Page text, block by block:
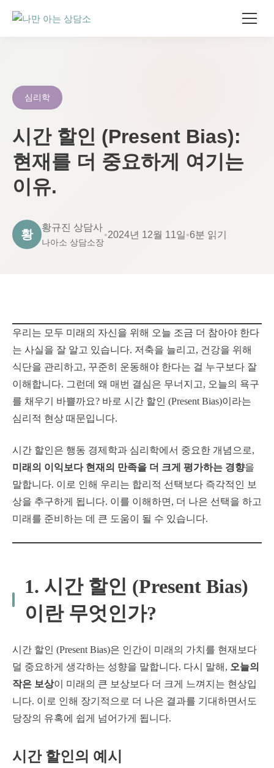
츠
기
심리학
시간 할인 (Present Bias):
현재를 더 중요하게 여기는
이유.
황
황규진 상담사
나아소 상담소장
•2024년 12월 11일•6분 읽기
우리는 모두 미래의 자신을 위해 오늘 조금 더 참아야 한다
는 사실을 잘 알고 있습니다. 저축을 늘리고, 건강을 위해
식단을 관리하고, 꾸준히 운동해야 한다는 걸 누구보다 잘
이해합니다. 그런데 왜 매번 결심은 무너지고, 오늘의 욕구
를 채우기 바쁠까요? 바로 시간 할인 (Present Bias)이라는
심리적 현상 때문입니다.
시간 할인은 행동 경제학과 심리학에서 중요한 개념으로,
미래의 이익보다 현재의 만족을 더 크게 평가하는 경향을
말합니다. 이로 인해 우리는 합리적 선택보다 즉각적인 보
상을 추구하게 됩니다. 이를 이해하면, 더 나은 선택을 하고
미래를 준비하는 데 큰 도움이 될 수 있습니다.
1. 시간 할인 (Present Bias)
이란 무엇인가?
시간 할인 (Present Bias)은 인간이 미래의 가치를 현재보다
덜 중요하게 생각하는 성향을 말합니다. 다시 말해, 오늘의
작은 보상이 미래의 큰 보상보다 더 크게 느껴지는 현상입
니다. 이로 인해 장기적으로 더 나은 결과를 기대하면서도
당장의 유혹에 쉽게 넘어가게 됩니다.
시간 할인의 예시